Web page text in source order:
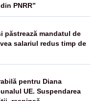
PNRR”
păstrează mandatul de
salariul redus timp de
pentru Diana
UE. Suspendarea